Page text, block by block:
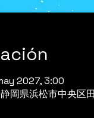
2027, 3:00
岡県浜松市中央区